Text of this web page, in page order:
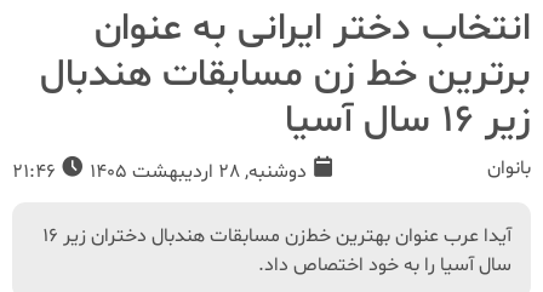
انتخاب دختر ایرانی به عنوان
برترین خط زن مسابقات هندبال
زیر ۱۶ سال آسیا
بانوان دوشنبه, 28 اردیبهشت 1405
آیدا عرب عنوان بهترین خط‌زن مسابقات هندبال دختران زیر ۱۶
سال آسیا را به خود اختصاص داد.